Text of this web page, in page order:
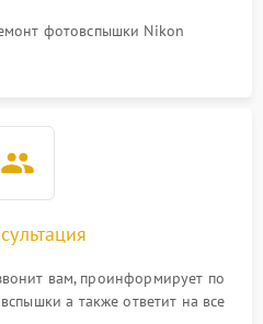
фотовспышки Nikon
вам, проинформирует по
а также ответит на все